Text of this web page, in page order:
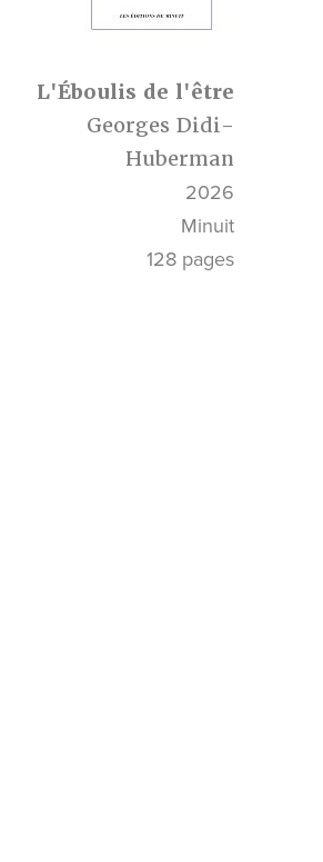
L'Éboulis de l'être
Georges Didi-
Huberman
2026
Minuit
128 pages